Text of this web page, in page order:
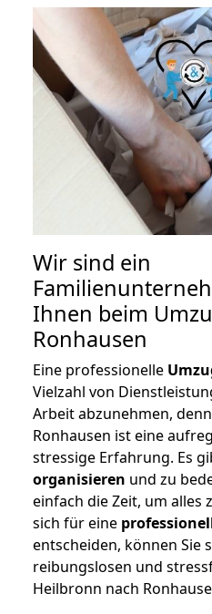
Wir sind ein
Ihnen beim
Ronhausen
Eine professionelle
Vielzahl von
Arbeit abzunehmen,
Ronhausen ist eine
stressige Erfahrung. Es
organisieren und zu
einfach die Zeit, um alles
sich für eine
entscheiden, können Sie
reibungslosen und
Heilbronn nach